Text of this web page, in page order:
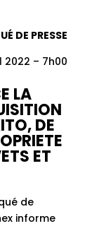
DE PRESSE
2022 – 7h00
LA
DE
ET
de
informe